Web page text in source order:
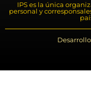
IPS es la única
personal y